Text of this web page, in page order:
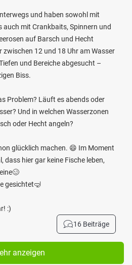
und haben sowohl mit
auch mit Crankbaits, Spinnern und
auf Barsch und Hecht
12 und 18 Uhr am Wasser
und Bereiche abgesucht –
Biss.
Problem? Läuft es abends oder
Und in welchen Wasserzonen
oder Hecht angeln?
glücklich machen. 😄 Im Moment
dass hier gar keine Fische leben,
gesichtet🤿
:)
16 Beiträge
anzeigen